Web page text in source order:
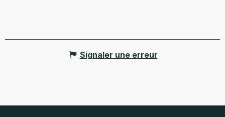
Signaler une erreur